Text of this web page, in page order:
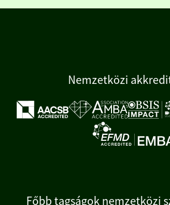
Nemzetközi
Főbb tagságok nemzetközi